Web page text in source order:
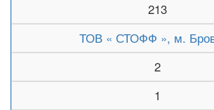
213
ТОВ « СТОФФ », м.
2
1